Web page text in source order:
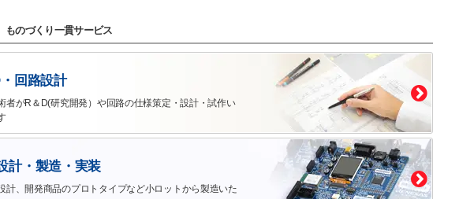
ものづくり一貫サービス
回路設計
者がR＆D(研究開発）や回路の仕様策定・設計・試作い
計・製造・実装
計、開発商品のプロトタイプなど小ロットから製造いた